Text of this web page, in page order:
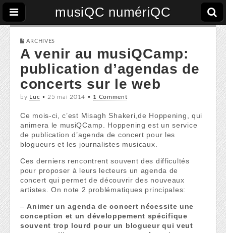
musiQC numériQC
ARCHIVES
A venir au musiQCamp:
publication d’agendas de
concerts sur le web
by Luc • 25 mai 2014 • 1 Comment
Ce mois-ci, c’est Misagh Shakeri,de Hoppening, qui
animera le musiQCamp. Hoppening est un service
de publication d’agenda de concert pour les
blogueurs et les journalistes musicaux.
Ces derniers rencontrent souvent des difficultés
pour proposer à leurs lecteurs un agenda de
concert qui permet de découvrir des nouveaux
artistes. On note 2 problématiques principales:
– Animer un agenda de concert nécessite une
conception et un développement spécifique
souvent trop lourd pour un blogueur qui veut